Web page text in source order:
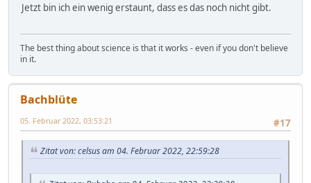
Jetzt bin ich ein wenig erstaunt, dass es das noch nicht gibt.
The best thing about science is that it works - even if you don't believe
in it.
Bachblüte
#17
05. Februar 2022, 03:53:21
Zitat von: celsus am 04. Februar 2022, 22:59:28